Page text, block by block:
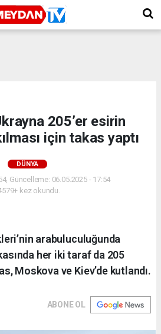
205’er esirin
için takas yaptı
DÜNYA
Güncelleme: 06.05.2025 - 17:54
kez okundu.
arabuluculuğunda
her iki taraf da 205
Moskova ve Kiev’de kutlandı.
ABONE OL